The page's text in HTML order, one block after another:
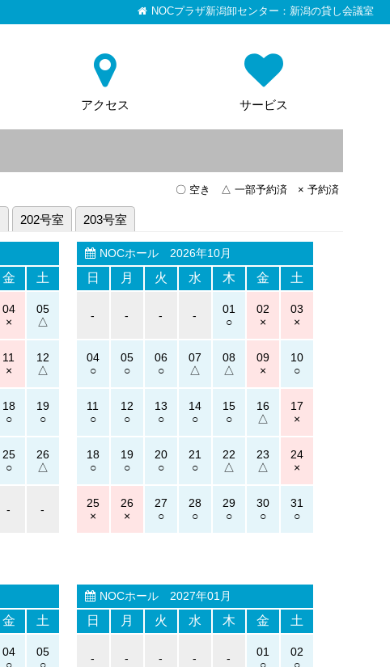
NOCプラザ新潟卸センター：新潟の貸し会議室
アクセス サービス
〇 空き △ 一部予約済 × 予約済
202号室 203号室
金 土
04 05
11 12
18 19
25 26
- -
NOCホール 2026年10月
日 月 火 水 木 金 土
- - - - 01 02 03
04 05 06 07 08 09 10
11 12 13 14 15 16 17
18 19 20 21 22 23 24
25 26 27 28 29 30 31
金 土
04 05
NOCホール 2027年01月
日 月 火 水 木 金 土
- - - - - 01 02